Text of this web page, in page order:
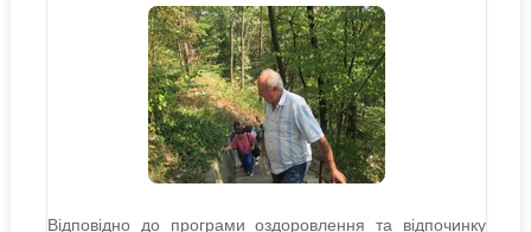
Відповідно до програми оздоровлення та відпочинку